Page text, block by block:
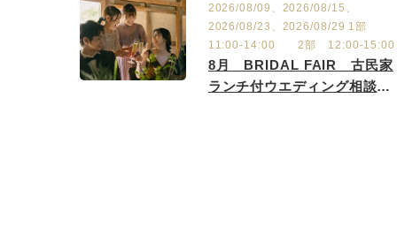
2026/08/09、2026/08/15、
2026/08/23、2026/08/29 1部
11:00-14:00 2部 12:00-15:00
8月 BRIDAL FAIR 古民家
ランチ付ウエディング相談